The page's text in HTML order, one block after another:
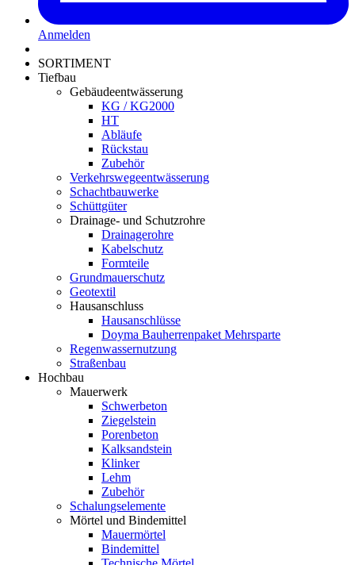
Anmelden
SORTIMENT
Tiefbau
Gebäudeentwässerung
KG / KG2000
HT
Abläufe
Rückstau
Zubehör
Verkehrswegeentwässerung
Schachtbauwerke
Schüttgüter
Drainage- und Schutzrohre
Drainagerohre
Kabelschutz
Formteile
Grundmauerschutz
Geotextil
Hausanschluss
Hausanschlüsse
Doyma Bauherrenpaket Mehrsparte
Regenwassernutzung
Straßenbau
Hochbau
Mauerwerk
Schwerbeton
Ziegelstein
Porenbeton
Kalksandstein
Klinker
Lehm
Zubehör
Schalungselemente
Mörtel und Bindemittel
Mauermörtel
Bindemittel